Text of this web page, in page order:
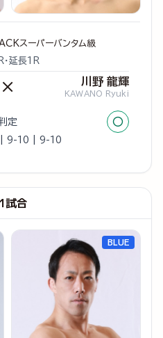
スーパーバンタム級
延長1R
× 川野 龍輝
KAWANO Ryuki
定 ○
| 9-10 | 9-10
試合
BLUE